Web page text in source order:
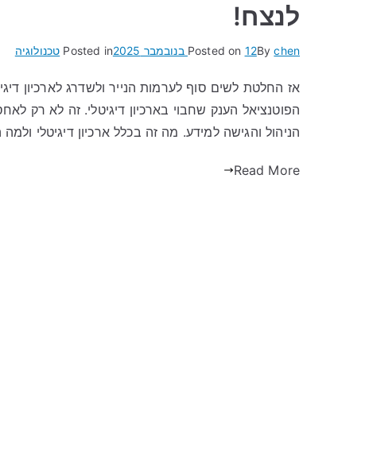
לנצח!
Bychen
Posted on 12 בנובמבר 2025 Posted in טכנולוגיה
אז החלטת לשים סוף לערמות הנייר ולשדרג לארכיון
הפוטנציאל הענק שחבוי בארכיון דיגיטלי. זה לא רק
הניהול והגישה למידע. מה זה בכלל ארכיון דיגיטלי
Read More